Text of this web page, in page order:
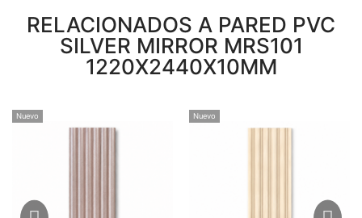
RELACIONADOS A PARED PVC
SILVER MIRROR MRS101
1220X2440X10MM
Nuevo Nuevo